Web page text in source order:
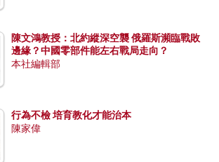
陳文鴻教授：北約縱深空襲 俄羅斯瀕臨戰敗
邊緣？中國零部件能左右戰局走向？
本社編輯部
行為不檢 培育教化才能治本
陳家偉